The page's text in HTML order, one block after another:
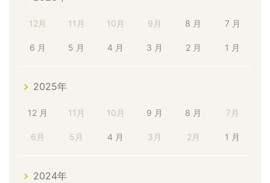
12月 11月 10月 9月 8 月 7 月
6 月 5 月 4 月 3 月 2 月 1 月
2025年
12 月 11月 10月 9 月 8 月 7月
6月 5月 4 月 3月 2月 1 月
2024年